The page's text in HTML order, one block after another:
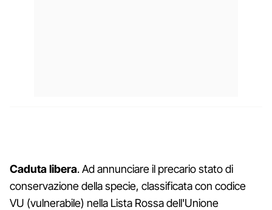
Caduta libera. Ad annunciare il precario stato di
conservazione della specie, classificata con codice
VU (vulnerabile) nella Lista Rossa dell'Unione